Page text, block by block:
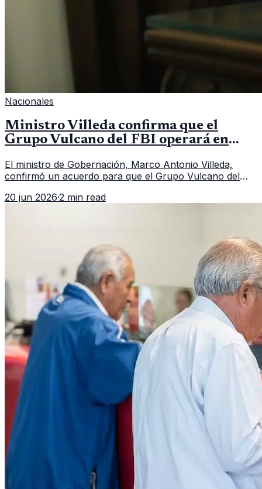
Nacionales
Ministro Villeda confirma que el
Grupo Vulcano del FBI operará en
El ministro de Gobernación, Marco Antonio Villeda,
confirmó un acuerdo para que el Grupo Vulcano del
fallido con la administración anterior del Ministerio
20 jun 2026·2 min read